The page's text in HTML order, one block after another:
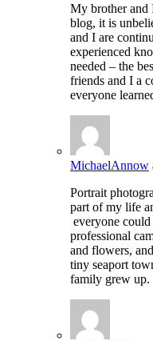
My brother and
blog, it is
and I are
experienced
needed – the
friends and I a
everyone
MichaelAnnow
Portrait
part of my life
everyone
professional
and flowers,
tiny seaport
family grew